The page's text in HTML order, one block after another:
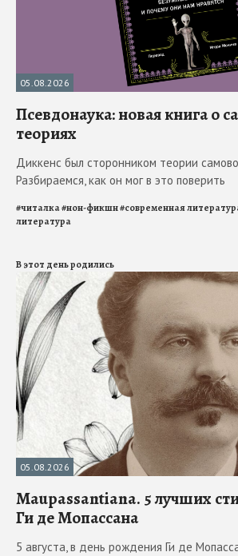
05.08.2026
Псевдонаука: новая книга о
теориях
Диккенс был сторонником теории
Разбираемся, как он мог в это поверить
#читалка#нон-фикшн#современная
литература
В этот день родились
05.08.2026
Maupassantiana. 5 лучших
Ги де Мопассана
5 августа, в день рождения Ги де